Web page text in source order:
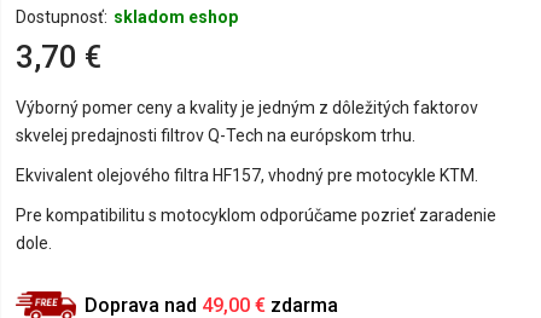
Dostupnosť: skladom eshop
3,70 €
Výborný pomer ceny a kvality je jedným z dôležitých faktorov
skvelej predajnosti filtrov Q-Tech na európskom trhu.
Ekvivalent olejového filtra HF157, vhodný pre motocykle KTM.
Pre kompatibilitu s motocyklom odporúčame pozrieť zaradenie
dole.
Doprava nad 49,00 € zdarma